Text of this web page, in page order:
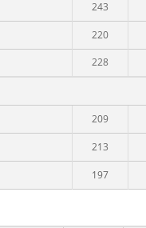
243
220
228
209
213
197